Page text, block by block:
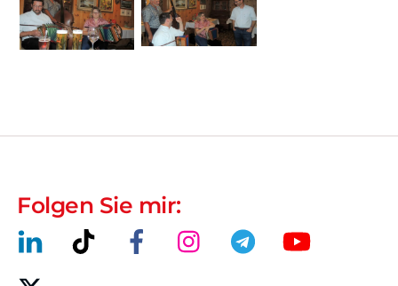
Folgen Sie mir: